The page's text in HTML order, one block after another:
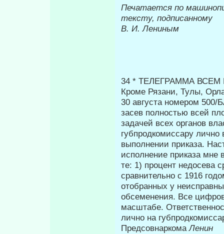
Печатается по
тексту, подписанному
В. И. Лениным
34 * ТЕЛЕГРАММА
Кроме Рязани, Тулы,
30 августа номером 500/
засев пол­ностью всей
задачей всех органов
губпродкомиссару лично
выполнении приказа.
исполнение приказа
те: 1) процент недосева
сравнительно с 1916
отобранных у
обсеменения. Все
масштабе.
лично на
ПредсовнаркомаЛенин